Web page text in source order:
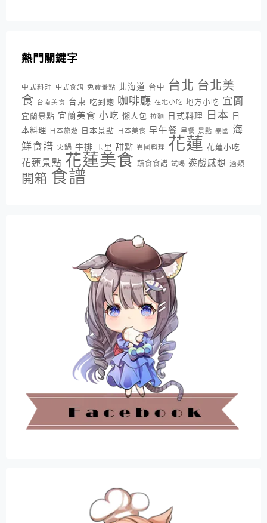
熱門關鍵字
中式料理 中式食譜 免費景點 北海道 台中 台北 台北美
食 台南美食 台東 吃到飽 咖啡廳 在地小吃 地方小吃 宜蘭
宜蘭景點 宜蘭美食 小吃 懶人包 拉麵 日式料理 日本 日
本料理
日本旅遊 日本景點 日本美食 早午餐 早餐 景點 泰國
海
鮮食譜 火鍋 牛排 玉里 甜點 異國料理 花蓮 花蓮小吃
花蓮景點 花蓮美食 蔬食食譜 試喝 遊戲感想 酒類
開箱 食譜